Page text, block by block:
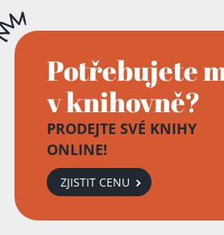
Potřebujete
v knihovně?
PRODEJTE SVÉ KNIHY
ONLINE!
ZJISTIT CENU
Přidáno do